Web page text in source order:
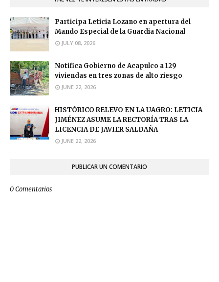
Participa Leticia Lozano en apertura del
Mando Especial de la Guardia Nacional
JULY 08, 2026
Notifica Gobierno de Acapulco a 129
viviendas en tres zonas de alto riesgo
JUNE 22, 2026
HISTÓRICO RELEVO EN LA UAGRO: LETICIA
JIMÉNEZ ASUME LA RECTORÍA TRAS LA
LICENCIA DE JAVIER SALDAÑA
JUNE 22, 2026
PUBLICAR UN COMENTARIO
0 Comentarios